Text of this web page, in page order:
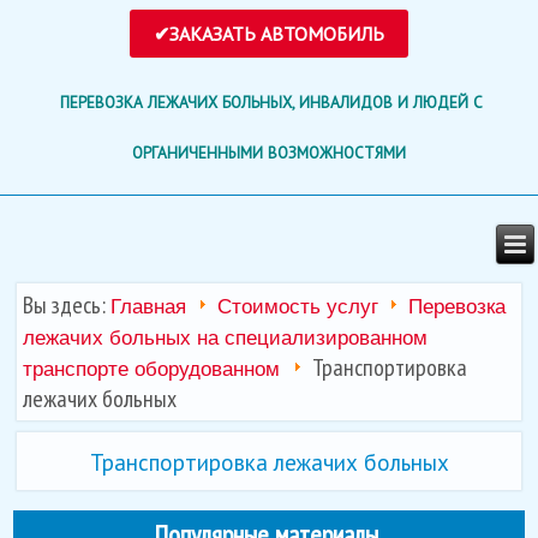
ПЕРЕВОЗКА ЛЕЖАЧИХ БОЛЬНЫХ, ИНВАЛИДОВ И ЛЮДЕЙ С
ОРГАНИЧЕННЫМИ ВОЗМОЖНОСТЯМИ
Вы здесь: Главная Стоимость услуг
Перевозка
лежачих больных на специализированном
транспорте оборудованном
Транспортировка
лежачих больных
Транспортировка лежачих больных